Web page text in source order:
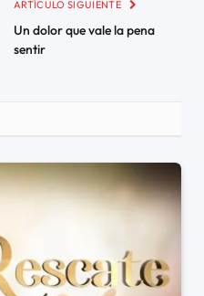
ARTÍCULO SIGUIENTE
Un dolor que vale la pena
sentir